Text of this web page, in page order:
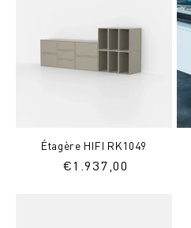
Étagère HIFI RK1049
Prix
€1.937,00